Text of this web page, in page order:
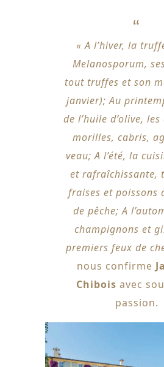
« A l’hiver, la
Melanosporum,
tout truffes et son
janvier); Au
de l’huile d’olive,
morilles, cabris,
veau; A l’été, la
et rafraîchissante,
fraises et poissons
de pêche; A
champignons et
premiers feux de
nous confirme
Chibois avec
passion.